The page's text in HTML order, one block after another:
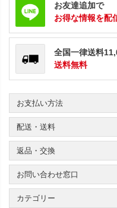
お友達追加で
お得な情報を配
全国一律送料
送料無料
お支払い方法
配送・送料
返品・交換
お問い合わせ窓口
カテゴリー